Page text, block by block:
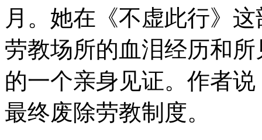
月。她在《不虚此行》
劳教场所的血泪经历和
的一个亲身见证。作者
最终废除劳教制度。